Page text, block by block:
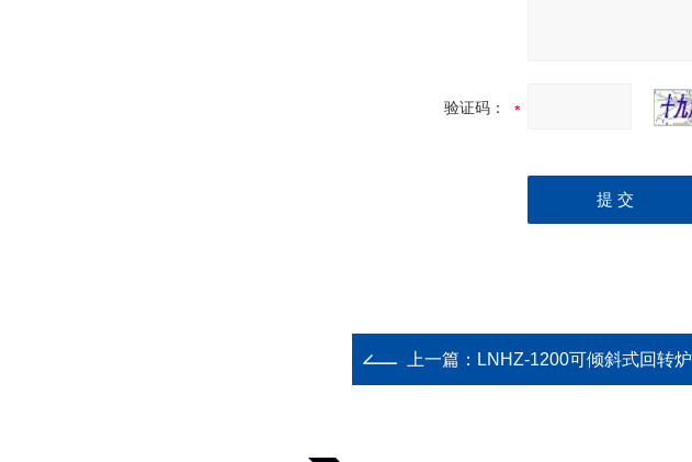
验证码：
上一篇： LNHZ-1200可倾斜式回转炉